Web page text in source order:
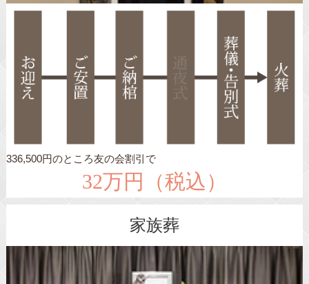
336,500円のところ友の会割引で
32万円（税込）
家族葬